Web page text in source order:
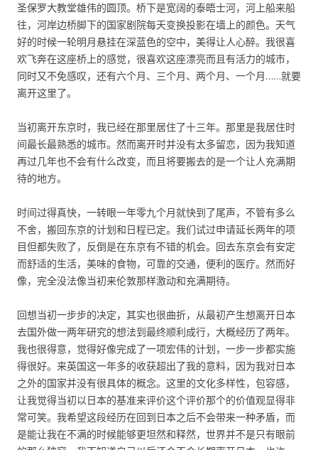
圣保罗大教堂雄伟的圆顶。桥下是宽阔的泰晤士河，河上船来船
往，河岸边桥脚下的国家剧院每天变换投影在墙上的颜色。天气
好的时候一轮明月悬挂在深蓝色的空中，美得让人心醉。我很喜
欢飞奔在这座桥上的感觉，很喜欢这座漂亮而且有活力的城市，
同时又不免感叹，还有六个月、三个月、两个月、一个月……就要
离开这里了。
当初离开东京时，我已经在那里居住了十三年。那里是我居住时
间最长最熟悉的城市。然而离开时并没有太多留恋，因为我知道
再过几年也不会有什么改变，而且将要搬去的是一个让人充满期
待的地方。
时间过得真快，一转眼一年零九个月就快到了尾声，不管有多么
不舍，搬回东京的计划和日程已定。我们试过申请延长两年的项
目但都失败了，反倒是在东京有不错的机会。回去东京会有安定
而舒适的生活，美味的食物，可靠的交通，便利的医疗。然而好
像，完全没法像当初来伦敦那样激动和充满期待。
回想当初一步步的决定，其实也很曲折，从最初产生想离开日本
去国外做一两年研究的想法到最终顺利成行，大概经历了两年。
我也很得意，觉得好像完成了一项宏伟的计划，一步一步都实施
得很好。来英国这一年多的收获超出了我的意料，因为我对日本
之外的国家并没有很具体的概念。这里的文化多样性，包容感，
让我觉得当初以日本的基准来评价这个评价那个的价值观显得非
常可笑。我希望这段经历在回到日本之后不会带来一种矛盾，而
是能让我在不满的时候能够更坦然和释然，世界并不是只有眼前